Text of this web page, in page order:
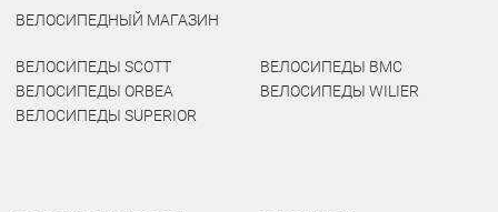
ВЕЛОСИПЕДНЫЙ МАГАЗИН
ВЕЛОСИПЕДЫ SCOTT
ВЕЛОСИПЕДЫ ORBEA
ВЕЛОСИПЕДЫ SUPERIOR
ВЕЛОСИПЕДЫ BMC
ВЕЛОСИПЕДЫ WILIER